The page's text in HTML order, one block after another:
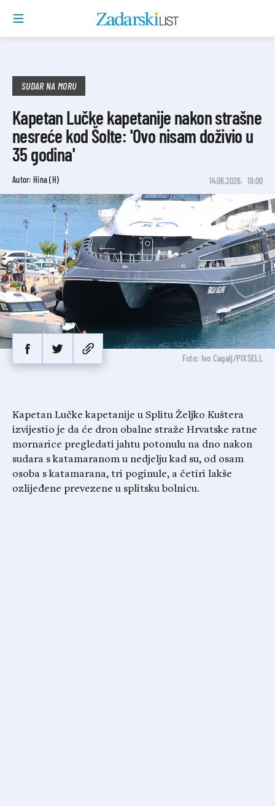
SUDAR NA MORU
Kapetan Lučke kapetanije nakon strašne
nesreće kod Šolte: 'Ovo nisam doživio u
35 godina'
Autor: Hina (H) 14.06.2026. 18:00
Foto: Ivo Cagalj/PIXSELL
Kapetan Lučke kapetanije u Splitu Željko Kuštera
izvijestio je da će dron obalne straže Hrvatske ratne
mornarice pregledati jahtu potonulu na dno nakon
sudara s katamaranom u nedjelju kad su, od osam
osoba s katamarana, tri poginule, a četiri lakše
ozlijeđene prevezene u splitsku bolnicu.